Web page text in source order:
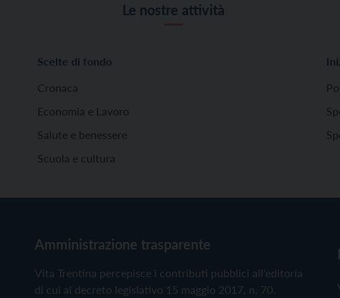
Le nostre attività
Scelte di fondo
Cronaca
Economia e Lavoro
Salute e benessere
Scuola e cultura
Amministrazione trasparente
Vita Trentina percepisce i contributi pubblici all'editoria
di cui al decreto legislativo 15 maggio 2017, n. 70.